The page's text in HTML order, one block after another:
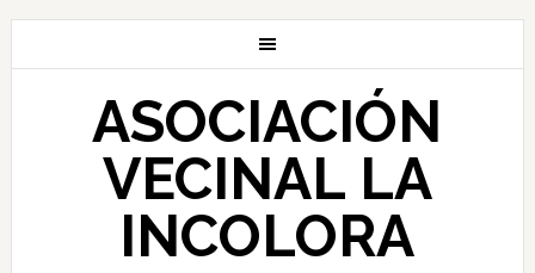
ASOCIACIÓN
VECINAL LA
INCOLORA